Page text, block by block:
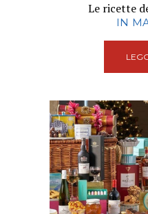
Le ricette
IN